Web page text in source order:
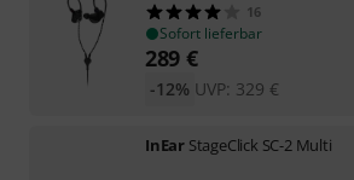
16
Sofort lieferbar
289 €
UVP: 329 €
-12%
InEar StageClick SC-2 Multi